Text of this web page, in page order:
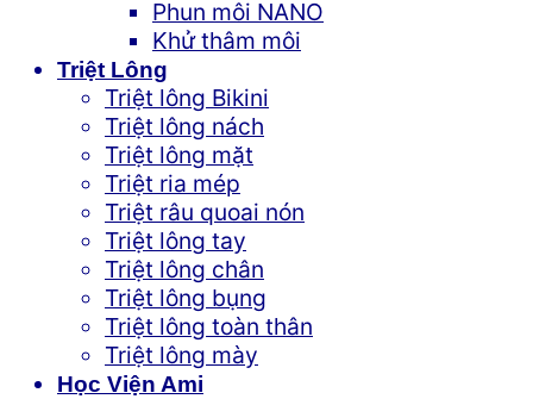
Phun môi NANO
Khử thâm môi
Triệt Lông
Triệt lông Bikini
Triệt lông nách
Triệt lông mặt
Triệt ria mép
Triệt râu quoai nón
Triệt lông tay
Triệt lông chân
Triệt lông bụng
Triệt lông toàn thân
Triệt lông mày
Học Viện Ami